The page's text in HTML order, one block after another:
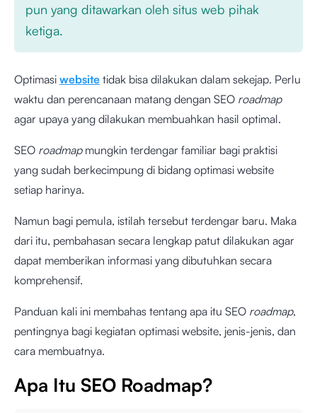
pun yang ditawarkan oleh situs web pihak
ketiga.
Optimasi website tidak bisa dilakukan dalam sekejap. Perlu
waktu dan perencanaan matang dengan SEO roadmap
agar upaya yang dilakukan membuahkan hasil optimal.
SEO roadmapmungkin terdengar familiar bagi praktisi
yang sudah berkecimpung di bidang optimasi website
setiap harinya.
Namun bagi pemula, istilah tersebut terdengar baru. Maka
dari itu, pembahasan secara lengkap patut dilakukan agar
dapat memberikan informasi yang dibutuhkan secara
komprehensif.
Panduan kali ini membahas tentang apa itu SEO roadmap,
pentingnya bagi kegiatan optimasi website, jenis-jenis, dan
cara membuatnya.
Apa Itu SEO Roadmap?